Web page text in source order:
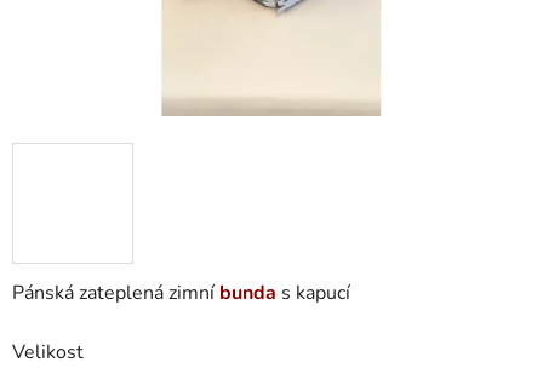
Pánská zateplená zimní bunda s kapucí
Velikost